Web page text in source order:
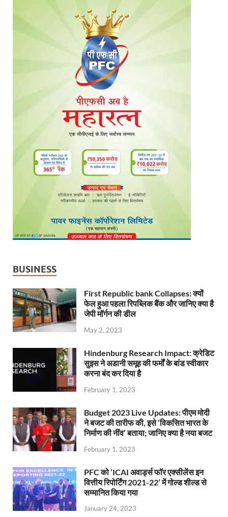
BUSINESS
First Republic bank Collapses: क्यों
फेल हुआ पहला रिपब्लिक बैंक और जानिए क्या है
जेपी मॉर्गन की डील
May 2, 2023
Hindenburg Research Impact: क्रेडिट
सुइस ने अडानी समूह की फर्मों के बांड स्वीकार
करना बंद कर दिया है
February 1, 2023
Budget 2023 Live Updates: पीएम मोदी
ने बजट की तारीफ की, इसे ‘विकसित भारत के
निर्माण की नींव’ बताया; जानिए क्या है नया बजट
February 1, 2023
PFC को ‘ICAI अवार्ड्स फॉर एक्सीलेंस इन
वित्तीय रिपोर्टिंग 2021-22’ में गोल्ड शील्ड से
सम्मानित किया गया
January 24, 2023